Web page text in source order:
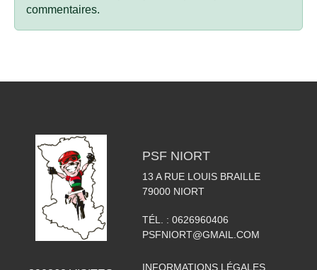
commentaires.
PSF NIORT
13 A RUE LOUIS BRAILLE
79000 NIORT
TÉL. : 0626960406
PSFNIORT@GMAIL.COM
INFORMATIONS LÉGALES